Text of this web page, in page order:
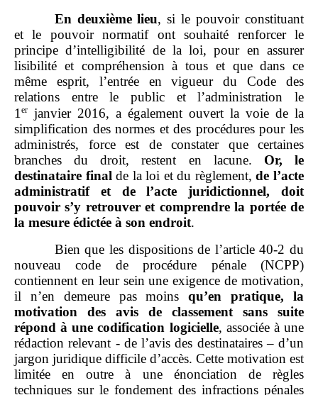
En deuxième lieu, si le pouvoir constituant
et le pouvoir normatif ont souhaité renforcer le
principe d’intelligibilité de la loi, pour en assurer
lisibilité et compréhension à tous et que dans ce
même esprit, l’entrée en vigueur du Code des
relations entre le public et l’administration le
1 er
janvier 2016, a également ouvert la voie de la
simplification des normes et des procédures pour les
administrés, force est de constater que certaines
branches du droit, restent en lacune. Or, le
destinataire finalde la loi et du règlement, de l’acte
administratif et de l’acte juridictionnel, doit
pouvoir s’y retrouver et comprendre la portée de
la mesure édictée à son endroit.
Bien que les dispositions de l’article 40‑2 du
nouveau code de procédure pénale (NCPP)
contiennent en leur sein une exigence de motivation,
il n’en demeure pas moinsqu’en pratique, la
motivation des avis de classement sans suite
répond à une codification logicielle, associée à une
rédaction relevant ‑ de l’avis des destinataires – d’un
jargon juridique difficile d’accès. Cette motivation est
limitée en outre à une énonciation de règles
techniques sur le fondement des infractions pénales